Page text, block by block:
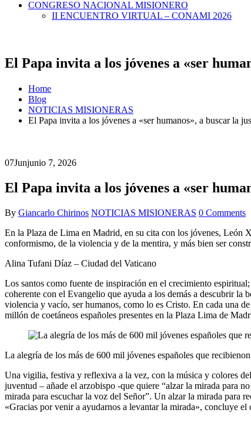
CONGRESO NACIONAL MISIONERO
II ENCUENTRO VIRTUAL – CONAMI 2026
El Papa invita a los jóvenes a «ser
Home
Blog
NOTICIAS MISIONERAS
El Papa invita a los jóvenes a «ser humanos», a buscar la
07Junjunio 7, 2026
El Papa invita a los jóvenes a «ser
By Giancarlo Chirinos NOTICIAS MISIONERAS 0 Comments
En la Plaza de Lima en Madrid, en su cita con los jóvenes, León
conformismo, de la violencia y de la mentira, y más bien ser
Alina Tufani Díaz – Ciudad del Vaticano
Los santos como fuente de inspiración en el crecimiento
coherente con el Evangelio que ayuda a los demás a descubrir la
violencia y vacío, ser humanos, como lo es Cristo. En cada una
millón de coetáneos españoles presentes en la Plaza Lima de
La alegría de los más de 600 mil jóvenes españoles que
Una vigilia, festiva y reflexiva a la vez, con la música y colores
juventud – añade el arzobispo -que quiere “alzar la mirada para
mirada para escuchar la voz del Señor”. Un alzar la mirada para
«Gracias por venir a ayudarnos a levantar la mirada», concluye el